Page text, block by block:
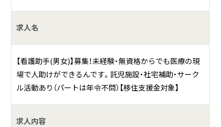
「地域に根ざした、より開かれた精神医療の充実」を理念とし
て平成１５年９月にベッド数２６７床、延べ床面積約６，９
００平方メートルの新病棟を建築しました。
具体的には？
【診療科目】
精神科･心療内科･内科
求人名
【看護助手(男女)】募集！未経験・無資格からでも医療の現
場で人助けができるんです。託児施設・社宅補助・サーク
ル活動あり（パートは年令不問）【移住支援金対象】
求人内容